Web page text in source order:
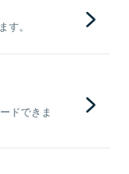
。
ドできま